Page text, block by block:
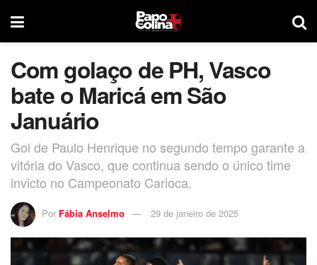
Com golaço de PH, Vasco
bate o Maricá em São
Januário
Gol de Paulo Henrique no segundo tempo garante a
vitória do Vasco, que continua sendo o único time
invicto no Campeonato Carioca.
Por Fábia Anselmo 29 de janeiro de 2025